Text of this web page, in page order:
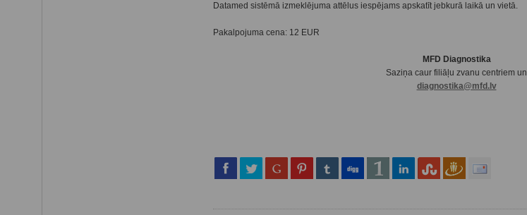
Datamed sistēmā izmeklējuma attēlus iespējams apskatīt jebkurā laikā un vietā.
Pakalpojuma cena: 12 EUR
MFD Diagnostika
Saziņa caur filiāļu zvanu centriem un
diagnostika@mfd.lv